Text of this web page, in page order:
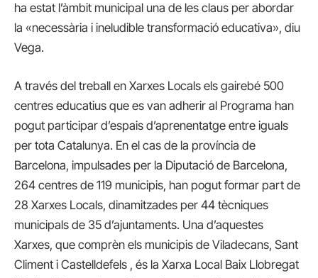
ha estat l’àmbit municipal una de les claus per abordar
la «necessària i ineludible transformació educativa», diu
Vega.
A través del treball en Xarxes Locals els gairebé 500
centres educatius que es van adherir al Programa han
pogut participar d’espais d’aprenentatge entre iguals
per tota Catalunya. En el cas de la província de
Barcelona, impulsades per la Diputació de Barcelona,
264 centres de 119 municipis, han pogut formar part de
28 Xarxes Locals, dinamitzades per 44 tècniques
municipals de 35 d’ajuntaments. Una d’aquestes
Xarxes, que comprèn els municipis de Viladecans, Sant
Climent i Castelldefels , és la Xarxa Local Baix Llobregat